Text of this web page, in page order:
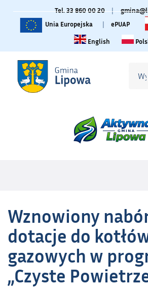
Tel. 33 860 00 20 |
Unia Europejska
| ePUAP
Change language to
English Zmiana
Wznowiony
dotacje do
gazowych w
„Czyste